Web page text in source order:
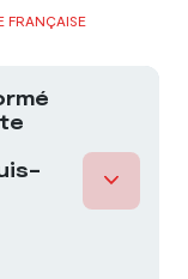
FRANÇAISE